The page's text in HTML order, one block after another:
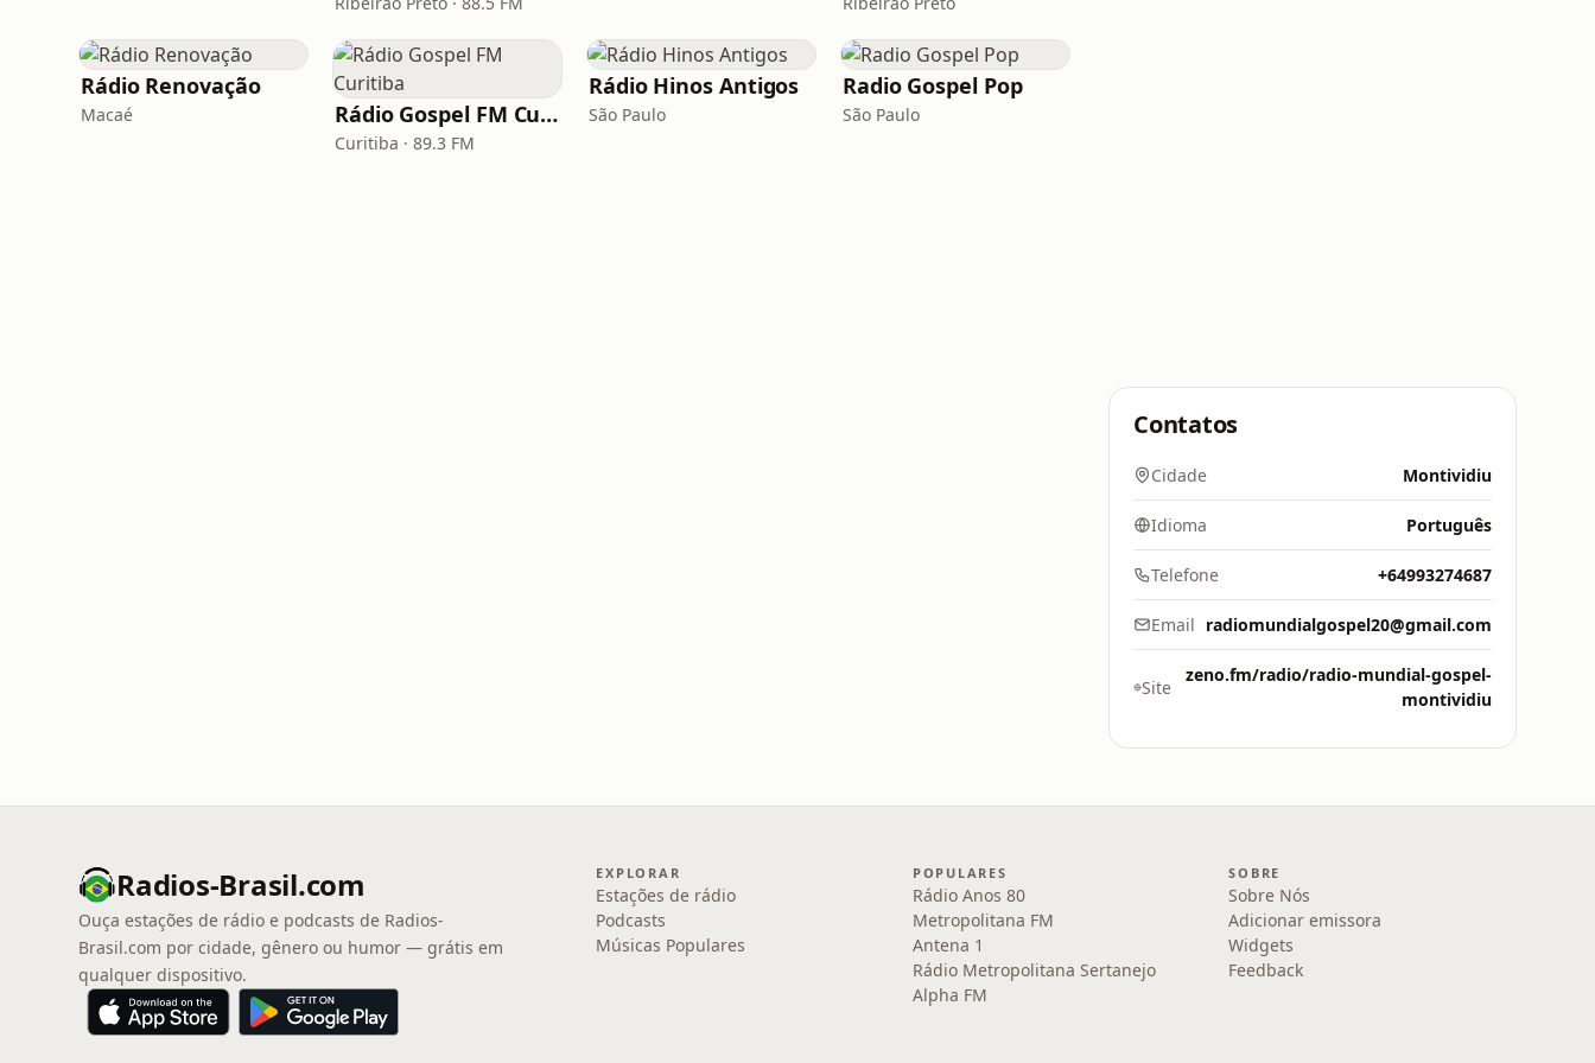
Rádio Renovação
Macaé Rádio Gospel FM Curitiba
Curitiba · 89.3 FM
Rádio Hinos Antigos
São Paulo
Radio Gospel Pop
São Paulo
Contatos
Cidade Montividiu
Idioma Português
Telefone +64993274687
Email radiomundialgospel20@gmail.com
Site
zeno.fm/radio/radio-mundial-gospel-
montividiu
Radios-Brasil.com
Ouça estações de rádio e podcasts de Radios-
Brasil.com por cidade, gênero ou humor — grátis em
qualquer dispositivo.
EXPLORAR
Estações de rádio
Podcasts
Músicas Populares
POPULARES
Rádio Anos 80
Metropolitana FM
Antena 1
Rádio Metropolitana Sertanejo
Alpha FM
SOBRE
Sobre Nós
Adicionar emissora
Widgets
Feedback